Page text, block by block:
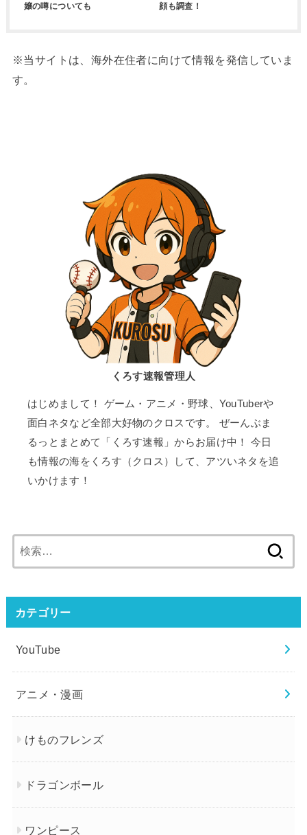
嬢の噂についても
顔も調査！
※当サイトは、海外在住者に向けて情報を発信していま
す。
くろす速報管理人
はじめまして！ ゲーム・アニメ・野球、YouTuberや
面白ネタなど全部大好物のクロスです。 ぜーんぶま
るっとまとめて「くろす速報」からお届け中！ 今日
も情報の海をくろす（クロス）して、アツいネタを追
いかけます！
索:
カテゴリー
YouTube
アニメ・漫画
けものフレンズ
ドラゴンボール
ワンピース